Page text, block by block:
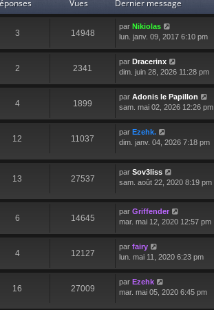
Vues Dernier message
3 14948
par Nikiolas
lun. janv. 09, 2017 6:10 pm
2 2341
par Dracerinx
dim. juin 28, 2026 11:28 pm
4 1899
par Adonis le Papillon
sam. mai 02, 2026 12:26 pm
12 11037
par Ezehk.
dim. janv. 04, 2026 7:18 pm
13 27537
par Sov3liss
sam. août 22, 2020 8:19 pm
6 14645
par Griffender
mar. mai 12, 2020 12:57 pm
4 12127
par fairy
lun. mai 11, 2020 6:23 pm
16 27009
par Ezehk
mar. mai 05, 2020 6:45 pm